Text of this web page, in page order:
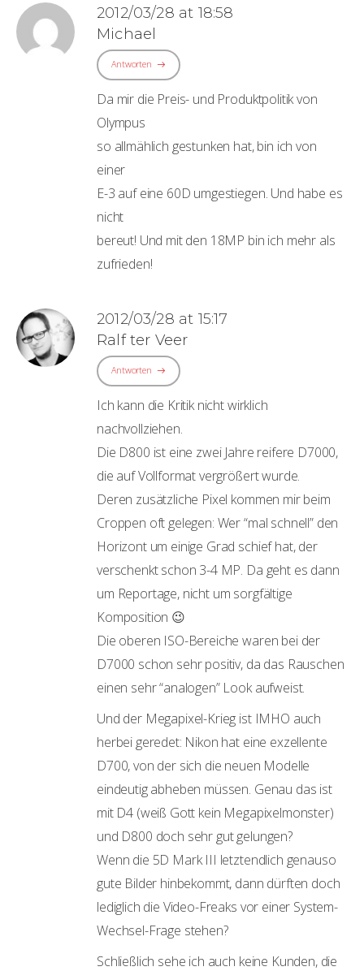
2012/03/28 at 18:58
Michael
Antworten
Da mir die Preis- und Produktpolitik von
Olympus
so allmählich gestunken hat, bin ich von
einer
E-3 auf eine 60D umgestiegen. Und habe es
nicht
bereut! Und mit den 18MP bin ich mehr als
zufrieden!
2012/03/28 at 15:17
Ralf ter Veer
Antworten
Ich kann die Kritik nicht wirklich
nachvollziehen.
Die D800 ist eine zwei Jahre reifere D7000,
die auf Vollformat vergrößert wurde.
Deren zusätzliche Pixel kommen mir beim
Croppen oft gelegen: Wer “mal schnell” den
Horizont um einige Grad schief hat, der
verschenkt schon 3-4 MP. Da geht es dann
um Reportage, nicht um sorgfältige
Komposition 😉
Die oberen ISO-Bereiche waren bei der
D7000 schon sehr positiv, da das Rauschen
einen sehr “analogen” Look aufweist.
Und der Megapixel-Krieg ist IMHO auch
herbei geredet: Nikon hat eine exzellente
D700, von der sich die neuen Modelle
eindeutig abheben müssen. Genau das ist
mit D4 (weiß Gott kein Megapixelmonster)
und D800 doch sehr gut gelungen?
Wenn die 5D Mark III letztendlich genauso
gute Bilder hinbekommt, dann dürften doch
lediglich die Video-Freaks vor einer System-
Wechsel-Frage stehen?
Schließlich sehe ich auch keine Kunden, die